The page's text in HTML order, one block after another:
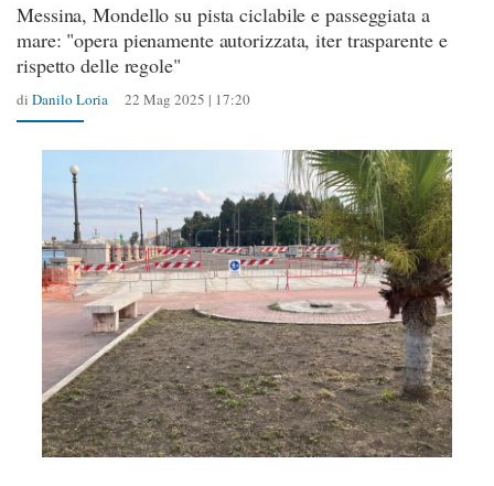
Messina, Mondello su pista ciclabile e passeggiata a
mare: "opera pienamente autorizzata, iter trasparente e
rispetto delle regole"
di Danilo Loria 22 Mag 2025 | 17:20